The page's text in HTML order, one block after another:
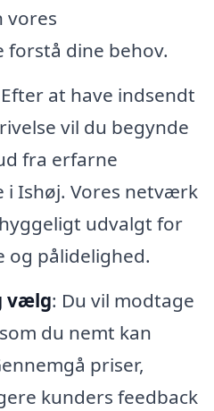
vores
forstå dine behov.
at have indsendt
vil du begynde
fra erfarne
i Ishøj. Vores netværk
udvalgt for
og pålidelighed.
vælg: Du vil modtage
du nemt kan
priser,
kunders feedback